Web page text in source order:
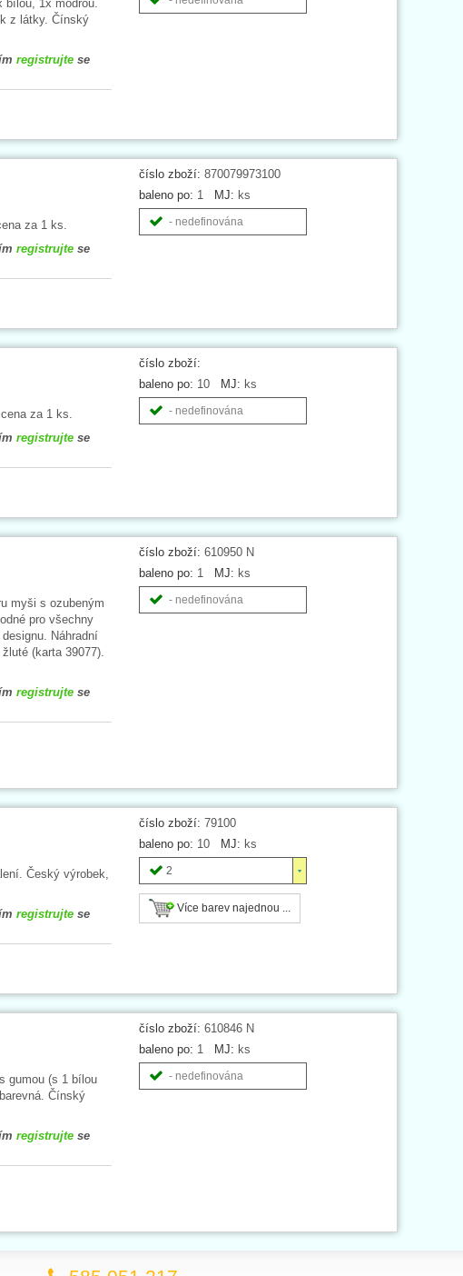
1x modrou.
z látky. Čínský
registrujtese
číslo zboží: 870079973100
baleno po: 1 MJ: ks
- nedefinována
za 1 ks.
registrujtese
číslo zboží:
baleno po: 10 MJ: ks
- nedefinována
za 1 ks.
registrujtese
číslo zboží: 610950 N
baleno po: 1 MJ: ks
- nedefinována
myši s ozubeným
pro všechny
Náhradní
(karta 39077).
registrujtese
číslo zboží: 79100
baleno po: 10 MJ: ks
2
Více barev najednou ...
Český výrobek,
registrujtese
číslo zboží: 610846 N
baleno po: 1 MJ: ks
- nedefinována
gumou (s 1 bílou
Čínský
registrujtese